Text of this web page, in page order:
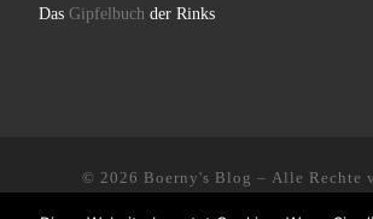
Das Gipfelbuchder Rinks
© 2026 Boerny's Blog – Alle Rechte